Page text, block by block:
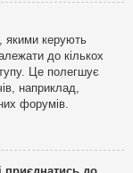
якими керують
до кількох
Це полегшує
наприклад,
форумів.